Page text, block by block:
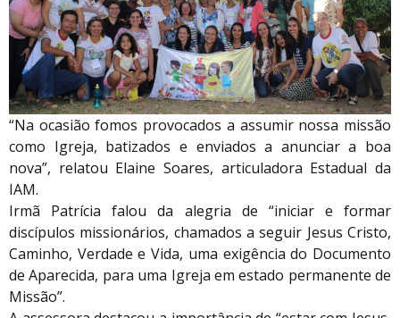
“Na ocasião fomos provocados a assumir nossa missão
como Igreja, batizados e enviados a anunciar a boa
nova”, relatou Elaine Soares, articuladora Estadual da
IAM.
Irmã Patrícia falou da alegria de “iniciar e formar
discípulos missionários, chamados a seguir Jesus Cristo,
Caminho, Verdade e Vida, uma exigência do Documento
de Aparecida, para uma Igreja em estado permanente de
Missão”.